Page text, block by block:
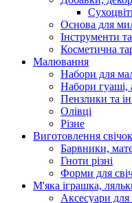
Основа для
Інструменти
Косметична
Малювання
Набори для
Набори гуаші,
Пензлики та
Олівці
Різне
Виготовлення свічок
Барвники,
Гноти різні
Форми для
М'яка іграшка,
Аксесуари для